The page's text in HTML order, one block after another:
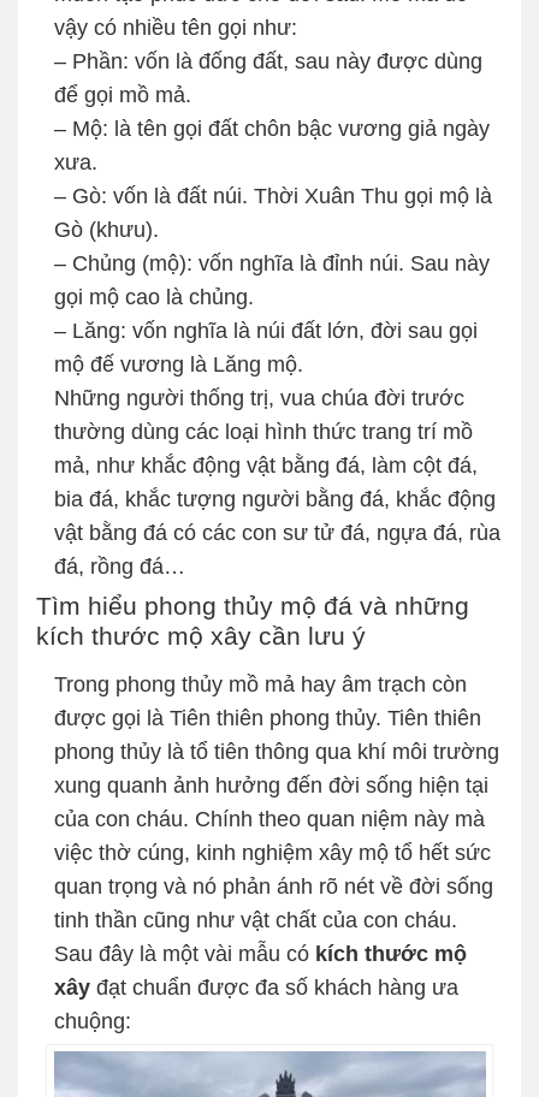
vậy có nhiều tên gọi như:
– Phần: vốn là đống đất, sau này được dùng
để gọi mồ mả.
– Mộ: là tên gọi đất chôn bậc vương giả ngày
xưa.
– Gò: vốn là đất núi. Thời Xuân Thu gọi mộ là
Gò (khưu).
– Chủng (mộ): vốn nghĩa là đỉnh núi. Sau này
gọi mộ cao là chủng.
– Lăng: vốn nghĩa là núi đất lớn, đời sau gọi
mộ đế vương là Lăng mộ.
Những người thống trị, vua chúa đời trước
thường dùng các loại hình thức trang trí mồ
mả, như khắc động vật bằng đá, làm cột đá,
bia đá, khắc tượng người bằng đá, khắc động
vật bằng đá có các con sư tử đá, ngựa đá, rùa
đá, rồng đá…
Tìm hiểu phong thủy mộ đá và những
kích thước mộ xây cần lưu ý
Trong phong thủy mồ mả hay âm trạch còn
được gọi là Tiên thiên phong thủy. Tiên thiên
phong thủy là tổ tiên thông qua khí môi trường
xung quanh ảnh hưởng đến đời sống hiện tại
của con cháu. Chính theo quan niệm này mà
việc thờ cúng, kinh nghiệm xây mộ tổ hết sức
quan trọng và nó phản ánh rõ nét về đời sống
tinh thần cũng như vật chất của con cháu.
Sau đây là một vài mẫu có kích thước mộ
xây đạt chuẩn được đa số khách hàng ưa
chuộng: